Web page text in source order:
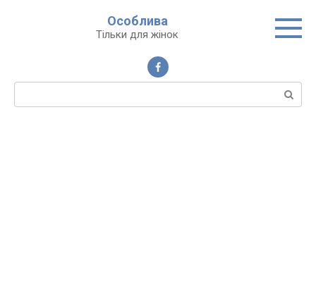
Особлива
Тільки для жінок
Пошук: